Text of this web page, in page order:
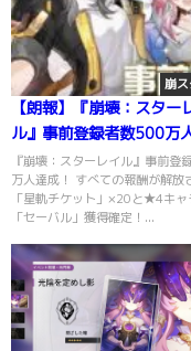
崩
【朗報】『崩壊：スター
ル』事前登録者数500万人
ｗｗｗｗｗｗｗ
『崩壊：スターレイル』事前登
万人達成！ すべての報酬が解放
「星軌チケット」×20と★4キャ
「セーバル」獲得確定！...